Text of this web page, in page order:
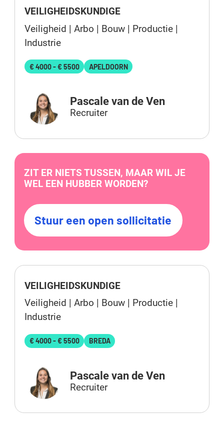
VEILIGHEIDSKUNDIGE
Veiligheid | Arbo | Bouw | Productie |
Industrie
€ 4000 - € 5500 APELDOORN
Pascale van de Ven
Recruiter
ZIT ER NIETS TUSSEN, MAAR WIL JE
WEL EEN HUBBER WORDEN?
Stuur een open sollicitatie
VEILIGHEIDSKUNDIGE
Veiligheid | Arbo | Bouw | Productie |
Industrie
€ 4000 - € 5500 BREDA
Pascale van de Ven
Recruiter